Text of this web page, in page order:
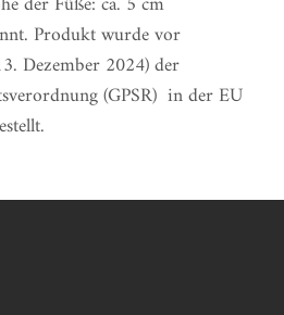
Produkt wurde vor
Dezember 2024) der
(GPSR) in der EU